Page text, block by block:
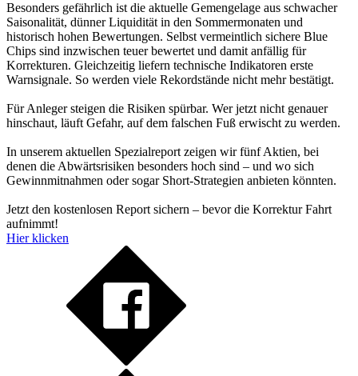
Besonders gefährlich ist die aktuelle Gemengelage aus schwacher
Saisonalität, dünner Liquidität in den Sommermonaten und
historisch hohen Bewertungen. Selbst vermeintlich sichere Blue
Chips sind inzwischen teuer bewertet und damit anfällig für
Korrekturen. Gleichzeitig liefern technische Indikatoren erste
Warnsignale. So werden viele Rekordstände nicht mehr bestätigt.
Für Anleger steigen die Risiken spürbar. Wer jetzt nicht genauer
hinschaut, läuft Gefahr, auf dem falschen Fuß erwischt zu werden.
In unserem aktuellen Spezialreport zeigen wir fünf Aktien, bei
denen die Abwärtsrisiken besonders hoch sind – und wo sich
Gewinnmitnahmen oder sogar Short-Strategien anbieten könnten.
Jetzt den kostenlosen Report sichern – bevor die Korrektur Fahrt
aufnimmt!
Hier klicken